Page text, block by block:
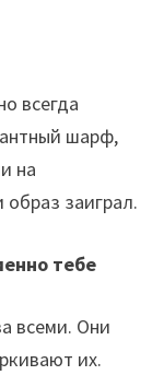
всегда
шарф,
на
заиграл.
тебе
всеми. Они
их.